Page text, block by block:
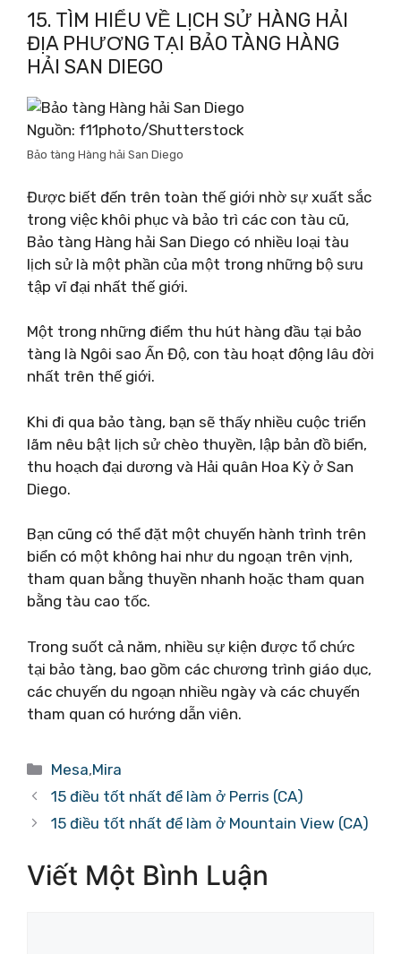
15. TÌM HIỂU VỀ LỊCH SỬ HÀNG HẢI
ĐỊA PHƯƠNG TẠI BẢO TÀNG HÀNG
HẢI SAN DIEGO
Nguồn: f11photo/Shutterstock
Bảo tàng Hàng hải San Diego
Được biết đến trên toàn thế giới nhờ sự xuất sắc
trong việc khôi phục và bảo trì các con tàu cũ,
Bảo tàng Hàng hải San Diego có nhiều loại tàu
lịch sử là một phần của một trong những bộ sưu
tập vĩ đại nhất thế giới.
Một trong những điểm thu hút hàng đầu tại bảo
tàng là Ngôi sao Ấn Độ, con tàu hoạt động lâu đời
nhất trên thế giới.
Khi đi qua bảo tàng, bạn sẽ thấy nhiều cuộc triển
lãm nêu bật lịch sử chèo thuyền, lập bản đồ biển,
thu hoạch đại dương và Hải quân Hoa Kỳ ở San
Diego.
Bạn cũng có thể đặt một chuyến hành trình trên
biển có một không hai như du ngoạn trên vịnh,
tham quan bằng thuyền nhanh hoặc tham quan
bằng tàu cao tốc.
Trong suốt cả năm, nhiều sự kiện được tổ chức
tại bảo tàng, bao gồm các chương trình giáo dục,
các chuyến du ngoạn nhiều ngày và các chuyến
tham quan có hướng dẫn viên.
Danh
mục
Mesa,Mira
15 điều tốt nhất để làm ở Perris (CA)
15 điều tốt nhất để làm ở Mountain View (CA)
Viết Một Bình Luận